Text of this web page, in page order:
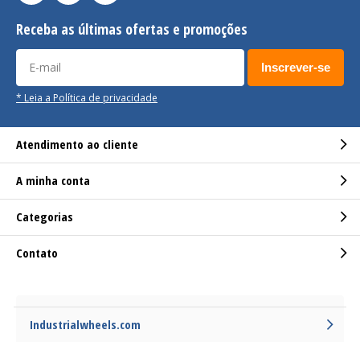
Receba as últimas ofertas e promoções
Inscrever-se
* Leia a Política de privacidade
Atendimento ao cliente
A minha conta
Categorias
Contato
Industrialwheels.com